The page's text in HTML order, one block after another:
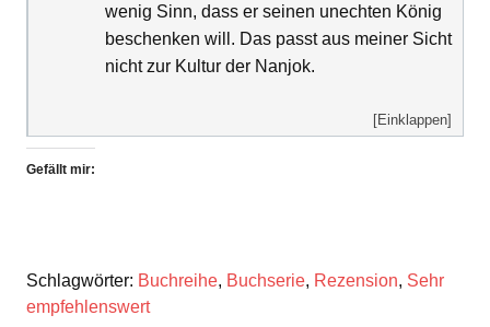
wenig Sinn, dass er seinen unechten König
beschenken will. Das passt aus meiner Sicht
nicht zur Kultur der Nanjok.
[Einklappen]
Gefällt mir:
Schlagwörter: Buchreihe, Buchserie, Rezension, Sehr
empfehlenswert